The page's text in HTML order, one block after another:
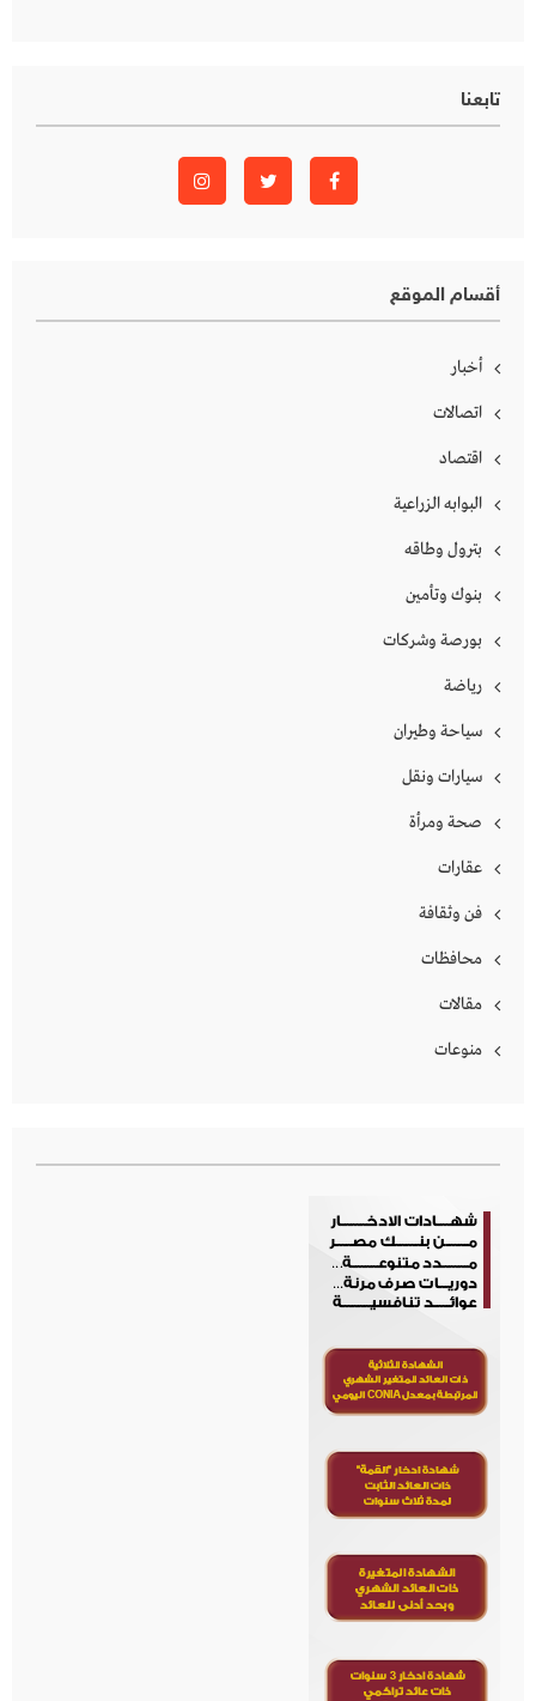
تابعنا
أقسام الموقع
أخبار
اتصالات
اقتصاد
البوابه الزراعية
بترول وطاقه
بنوك وتأمين
بورصة وشركات
رياضة
سياحة وطيران
سيارات ونقل
صحة ومرأة
عقارات
فن وثقافة
محافظات
مقالات
منوعات